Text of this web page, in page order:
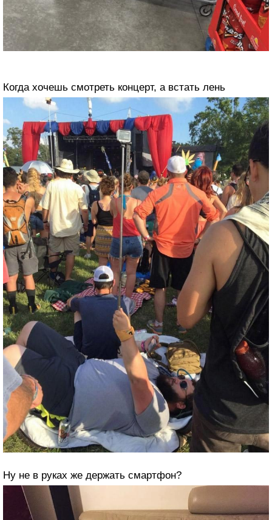
Когда хочешь смотреть концерт, а встать лень
Ну не в руках же держать смартфон?